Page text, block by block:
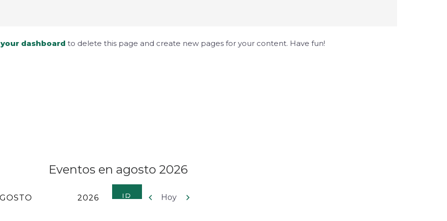
your dashboard to delete this page and create new pages for your content. Have fun!
Eventos en agosto 2026
Anterior
Hoy Siguiente